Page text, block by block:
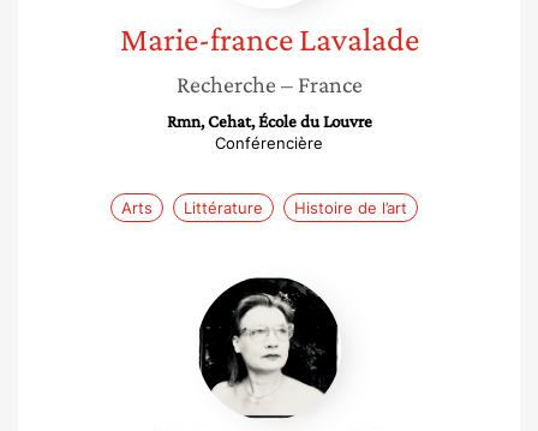
Marie-france Lavalade
Recherche – France
Rmn, Cehat, École du Louvre
Conférencière
Arts Littérature Histoire de l’art
Valérie
Colette-
Folliot